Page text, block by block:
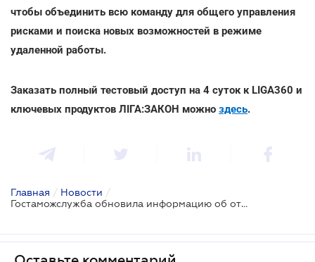
чтобы объединить всю команду для общего управления
рисками и поиска новых возможностей в режиме
удаленной работы.
Заказать полный тестовый доступ на 4 суток к LIGA360 и
ключевых продуктов ЛІГА:ЗАКОН можно здесь.
Главная / Новости /
Гостаможслужба обновила информацию об открытых пунктах пропуска: ссылка на карту